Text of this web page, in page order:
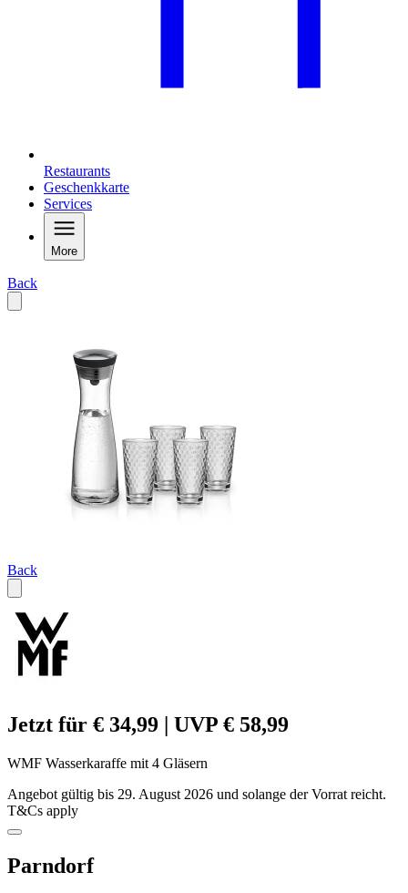
Restaurants
Geschenkkarte
Services
More
Back
Back
Jetzt für € 34,99 | UVP € 58,99
WMF Wasserkaraffe mit 4 Gläsern
Angebot gültig bis 29. August 2026 und solange der Vorrat reicht.
T&Cs apply
Parndorf